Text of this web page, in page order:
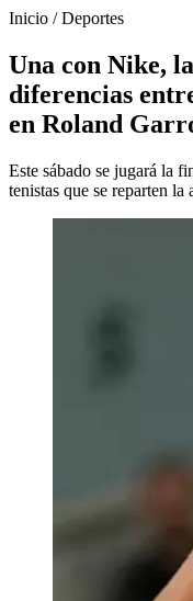
Inicio /Deportes
Una con Nike,
diferencias
en Roland
Este sábado se jugará la
tenistas que se reparten